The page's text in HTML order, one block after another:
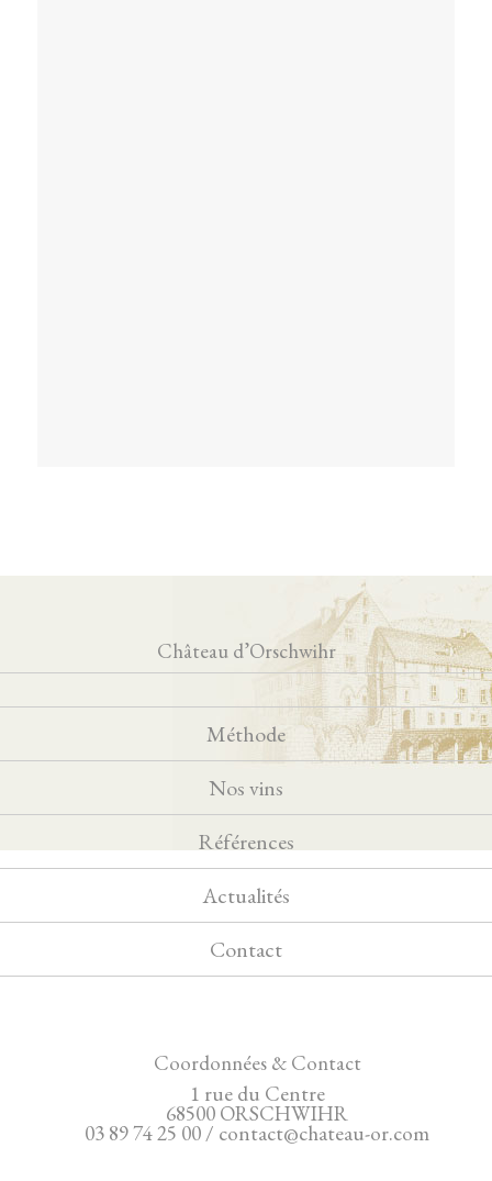
Château d’Orschwihr
Méthode
Nos vins
Références
Actualités
Contact
Coordonnées & Contact
1 rue du Centre
68500 ORSCHWIHR
03 89 74 25 00 / contact@chateau-or.com